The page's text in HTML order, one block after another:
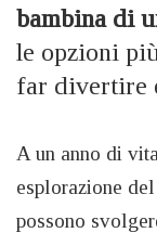
bambina di
le opzioni
far divertire
A un anno di
esplorazione
possono